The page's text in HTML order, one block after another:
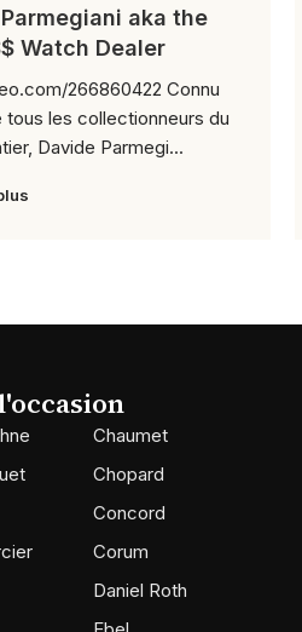
aka the
Watch Dealer
266860422 Connu
tous les collectionneurs du
Davide Parmegi...
Chaumet
Chopard
Concord
Corum
Daniel Roth